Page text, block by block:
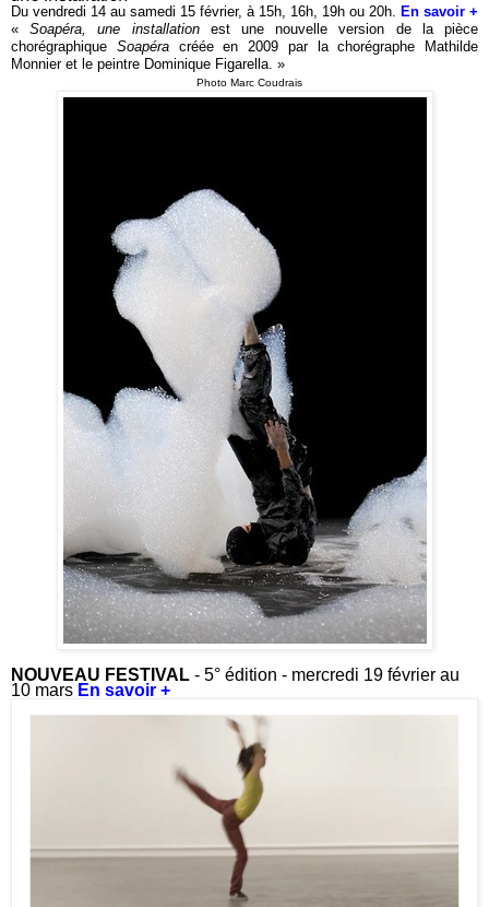
Du vendredi 14 au samedi 15 février, à 15h, 16h, 19h ou 20h. En savoir +
« Soapéra, une installationest une nouvelle version de la pièce
chorégraphique Soapéracréée en 2009 par la chorégraphe Mathilde
Monnier et le peintre Dominique Figarella. »
Photo Marc Coudrais
NOUVEAU FESTIVAL - 5° édition - mercredi 19 février au
10 mars En savoir +